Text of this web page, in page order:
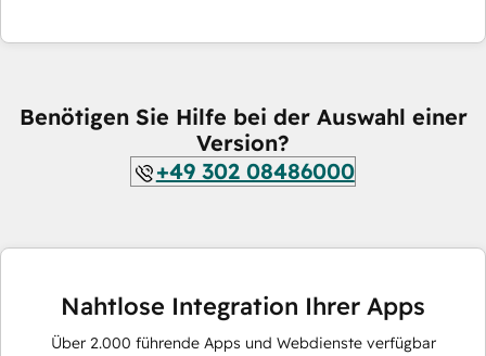
Benötigen Sie Hilfe bei der Auswahl einer
Version?
+49 302 08486000
Nahtlose Integration Ihrer Apps
Über 2.000 führende Apps und Webdienste verfügbar